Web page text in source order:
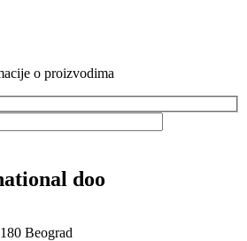
o proizvodima
doo
Beograd